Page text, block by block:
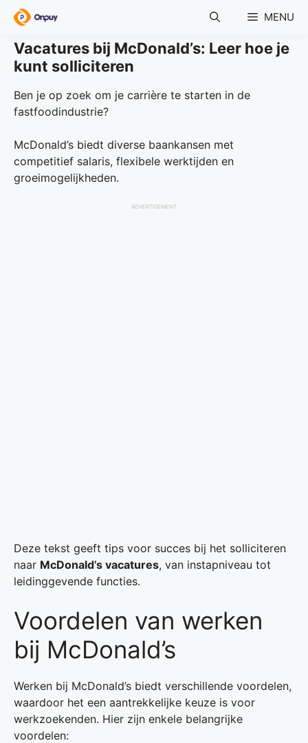
Skip
content
MENU
Vacatures bij McDonald’s: Leer hoe je
kunt solliciteren
Ben je op zoek om je carrière te starten in de
fastfoodindustrie?
McDonald’s biedt diverse baankansen met
competitief salaris, flexibele werktijden en
groeimogelijkheden.
ADVERTISEMENT
Deze tekst geeft tips voor succes bij het solliciteren
naar McDonald’s vacatures, van instapniveau tot
leidinggevende functies.
Voordelen van werken
bij McDonald’s
Werken bij McDonald’s biedt verschillende voordelen,
waardoor het een aantrekkelijke keuze is voor
werkzoekenden. Hier zijn enkele belangrijke
voordelen: